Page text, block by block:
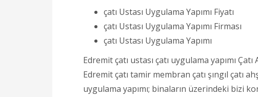
çatı Ustası Uygulama Yapımı Fiyatı
çatı Ustası Uygulama Yapımı Firması
çatı Ustası Uygulama Yapımı
Edremit çatı ustası çatı uygulama yapımı
Edremit çatı tamir membran çatı şıngıl çatı
uygulama yapımı; binaların üzerindeki bizi